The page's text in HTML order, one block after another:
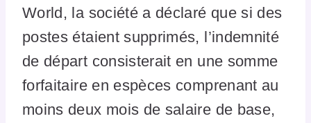
World, la société a déclaré que si des
postes étaient supprimés, l’indemnité
de départ consisterait en une somme
forfaitaire en espèces comprenant au
moins deux mois de salaire de base,